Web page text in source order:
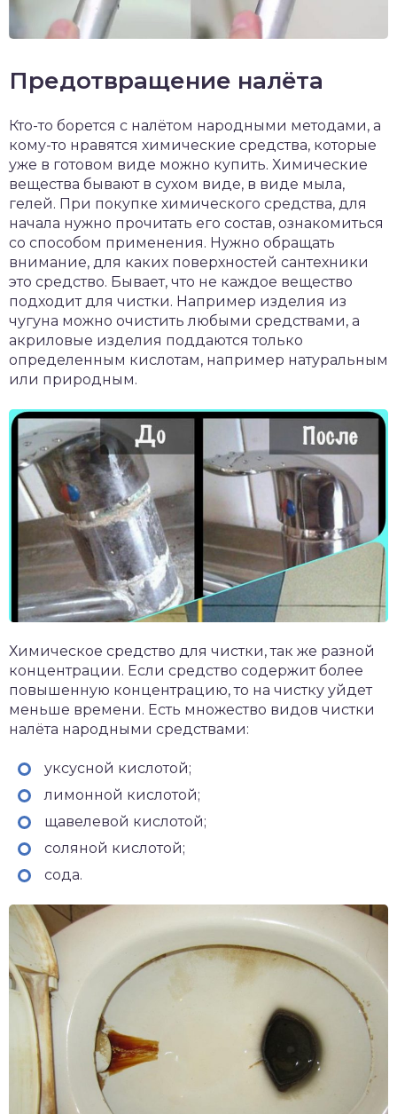
Предотвращение налёта
Кто-то борется с налётом народными методами, а
кому-то нравятся химические средства, которые
уже в готовом виде можно купить. Химические
вещества бывают в сухом виде, в виде мыла,
гелей. При покупке химического средства, для
начала нужно прочитать его состав, ознакомиться
со способом применения. Нужно обращать
внимание, для каких поверхностей сантехники
это средство. Бывает, что не каждое вещество
подходит для чистки. Например изделия из
чугуна можно очистить любыми средствами, а
акриловые изделия поддаются только
определенным кислотам, например натуральным
или природным.
Химическое средство для чистки, так же разной
концентрации. Если средство содержит более
повышенную концентрацию, то на чистку уйдет
меньше времени. Есть множество видов чистки
налёта народными средствами:
уксусной кислотой;
лимонной кислотой;
щавелевой кислотой;
соляной кислотой;
сода.